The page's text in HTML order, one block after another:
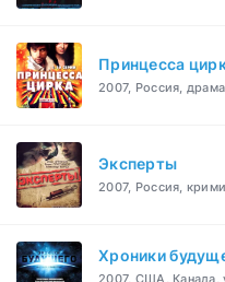
Принцесса
2007, Россия, драма
Эксперты
2007, Россия,
Хроники